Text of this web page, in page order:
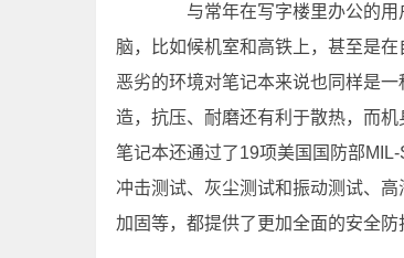
与常年在写字楼里办公的用
脑，比如候机室和高铁上，甚至是
恶劣的环境对笔记本来说也同样是
造，抗压、耐磨还有利于散热，而
笔记本还通过了19项美国国防部
冲击测试、灰尘测试和振动测试、
加固等，都提供了更加全面的安全防